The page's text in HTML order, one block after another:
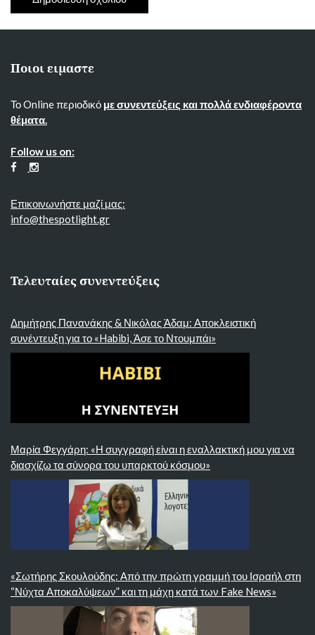
Ποιοι ειμαστε
Το Online περιοδικό με συνεντεύξεις και πολλά ενδιαφέροντα
θέματα.
Follow us on:
Επικοινωνήστε μαζί μας:
info@thespotlight.gr
Τελευταίες συνεντεύξεις
Δημήτρης Πανανάκης & Νικόλας Άδαμ: Αποκλειστική
συνέντευξη για το «Habibi, Άσε το Ντουμπάι»
Μαρία Φεγγάρη: «Η συγγραφή είναι η εναλλακτική μου για να
διασχίζω τα σύνορα του υπαρκτού κόσμου»
«Σωτήρης Σκουλούδης: Από την πρώτη γραμμή του Ισραήλ στη
“Νύχτα Αποκαλύψεων” και τη μάχη κατά των Fake News»